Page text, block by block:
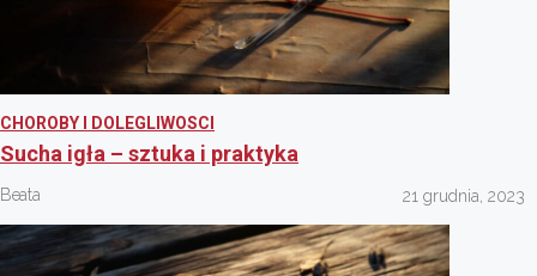
CHOROBY I DOLEGLIWOSCI
Sucha igła – sztuka i praktyka
Beata 21 grudnia, 2023